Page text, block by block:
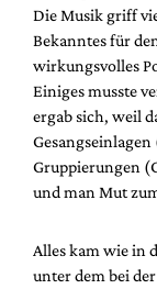
Die Musik griff
Bekanntes für
wirkungsvolles
Einiges musste
ergab sich, weil
Gruppierungen
und man Mut
Alles kam wie in
unter dem bei